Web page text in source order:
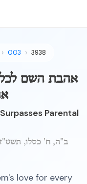
003 3938
אהבת השם לכל
Parental
ב"ה, ח' כסלו, תשט"ז
love for every